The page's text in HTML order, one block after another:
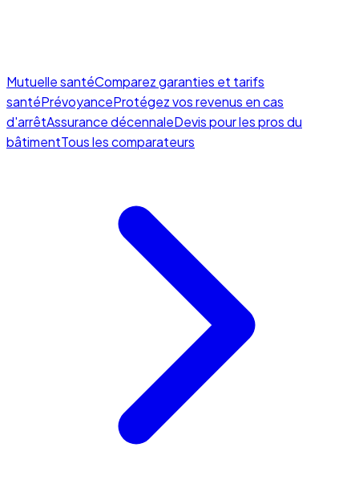
Mutuelle santéComparez garanties et tarifs
santéPrévoyanceProtégez vos revenus en cas
d'arrêtAssurance décennaleDevis pour les pros du
bâtimentTous les comparateurs